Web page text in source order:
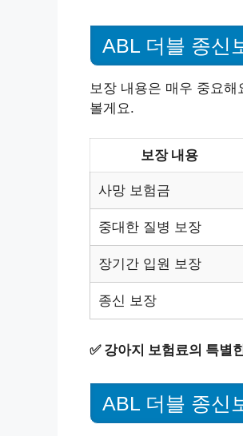
ABL 더블 종신
보장 내용은 매우 중요
볼게요.
보장 내용
사망 보험금
중대한 질병 보장
장기간 입원 보장
종신 보장
✅ 강아지 보험료의 특별
ABL 더블 종신